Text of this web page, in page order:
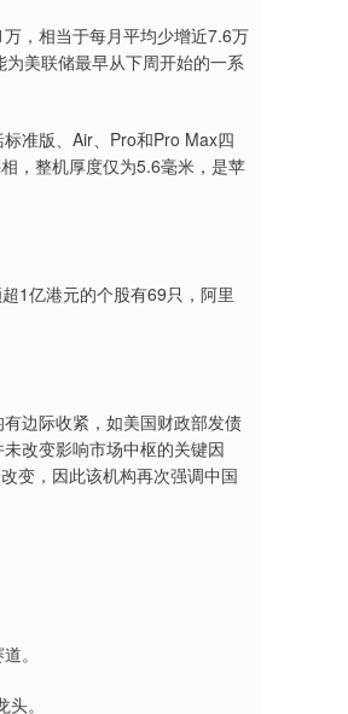
，相当于每月平均少增近7.6万
美联储最早从下周开始的一系
准版、Air、Pro和Pro Max四
，整机厚度仅为5.6毫米，是苹
1亿港元的个股有69只，阿里
边际收紧，如美国财政部发债
改变影响市场中枢的关键因
变，因此该机构再次强调中国
。
。